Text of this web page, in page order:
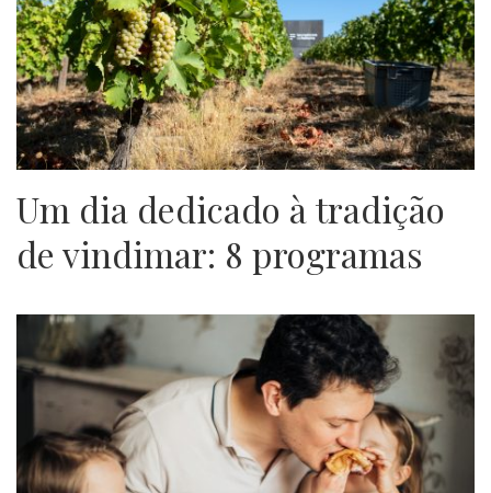
Um dia dedicado à tradição
de vindimar: 8 programas